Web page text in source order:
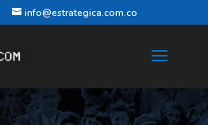
info@estrategica.com.co